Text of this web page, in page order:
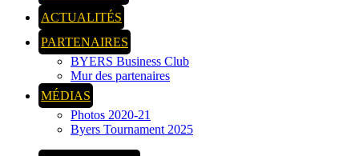
ACTUALITÉS
PARTENAIRES
BYERS Business Club
Mur des partenaires
MÉDIAS
Photos 2020-21
Byers Tournament 2025